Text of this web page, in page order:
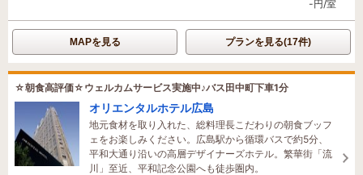
-円/室
MAPを見る プランを見る(17件)
☆朝食高評価☆ウェルカムサービス実施中♪バス田中町下車1分
オリエンタルホテル広島
地元食材を取り入れた、総料理長こだわりの朝食ブッフ
ェをお楽しみください。広島駅から循環バスで約5分、
平和大通り沿いの高層デザイナーズホテル。繁華街「流
川」至近、平和記念公園へも徒歩圏内。